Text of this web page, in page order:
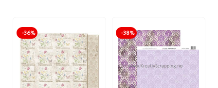
-36% -38%